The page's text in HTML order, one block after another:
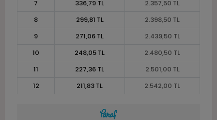
7 336,79 TL
2.357,50 TL
8
299,81 TL
2.398,50 TL
9
271,06 TL
2.439,50 TL
10
248,05 TL
2.480,50 TL
11
227,36 TL
2.501,00 TL
12
211,83 TL 2.542,00 TL